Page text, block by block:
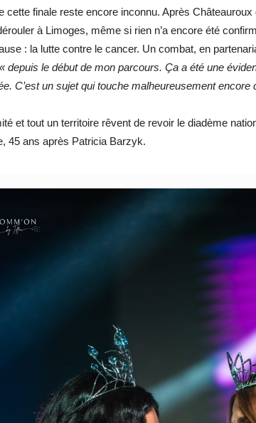
cette finale reste encore inconnu. Après
à Limoges, même si rien n’a encore été
: la lutte contre le cancer. Un combat, en
« depuis le début de mon parcours. Ça a été une
C’est un sujet qui touche malheureusement encore
et tout un territoire rêvent de revoir le diadème
45 ans après Patricia Barzyk.